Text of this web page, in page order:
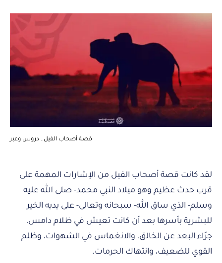
قصة أصحاب الفيل.. دروس وعبر
لقد كانت قصة أصحاب الفيل من الإشارات المهمة على
قرب حدث عظيم وهو ميلاد النبي محمد- صلى الله عليه
وسلم- الذي ساق الله- سبحانه وتعالى- على يديه الخير
للبشرية بأسرها بعد أن كانت تعيش في ظلام دامس،
جرّاء البعد عن الخالق، والانغماس في الشهوات، وظلم
القوي للضعيف، وانتهاك الحرمات.